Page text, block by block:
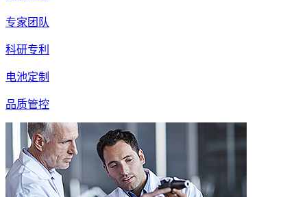
专家团队
科研专利
电池定制
品质管控